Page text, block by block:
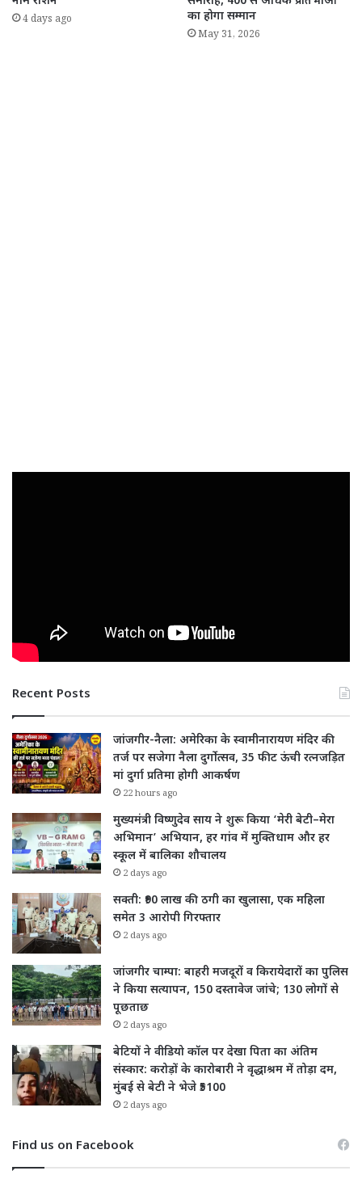
4 days ago
का होगा सम्मान
May 31, 2026
Recent Posts
जांजगीर-नैला: अमेरिका के स्वामीनारायण मंदिर की
तर्ज पर सजेगा नैला दुर्गोत्सव, 35 फीट ऊंची रत्नजड़ित
मां दुर्गा प्रतिमा होगी आकर्षण
22 hours ago
मुख्यमंत्री विष्णुदेव साय ने शुरू किया ‘मेरी बेटी–मेरा
अभिमान’ अभियान, हर गांव में मुक्तिधाम और हर
स्कूल में बालिका शौचालय
2 days ago
सक्ती: ₹90 लाख की ठगी का खुलासा, एक महिला
समेत 3 आरोपी गिरफ्तार
2 days ago
जांजगीर चाम्पा: बाहरी मजदूरों व किरायेदारों का पुलिस
ने किया सत्यापन, 150 दस्तावेज जांचे; 130 लोगों से
पूछताछ
2 days ago
बेटियों ने वीडियो कॉल पर देखा पिता का अंतिम
संस्कार: करोड़ों के कारोबारी ने वृद्धाश्रम में तोड़ा दम,
मुंबई से बेटी ने भेजे ₹5100
2 days ago
Find us on Facebook